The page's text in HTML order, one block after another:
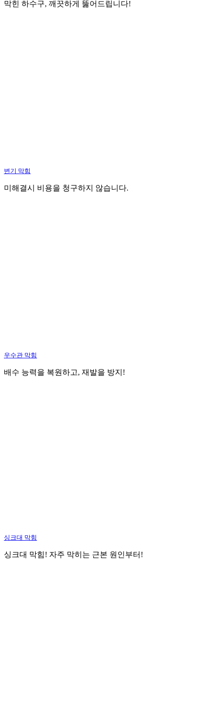
막힌 하수구, 깨끗하게 뚫어드립니다!
변기 막힘
미해결시 비용을 청구하지 않습니다.
우수관 막힘
배수 능력을 복원하고, 재발을 방지!
싱크대 막힘
싱크대 막힘! 자주 막히는 근본 원인부터!